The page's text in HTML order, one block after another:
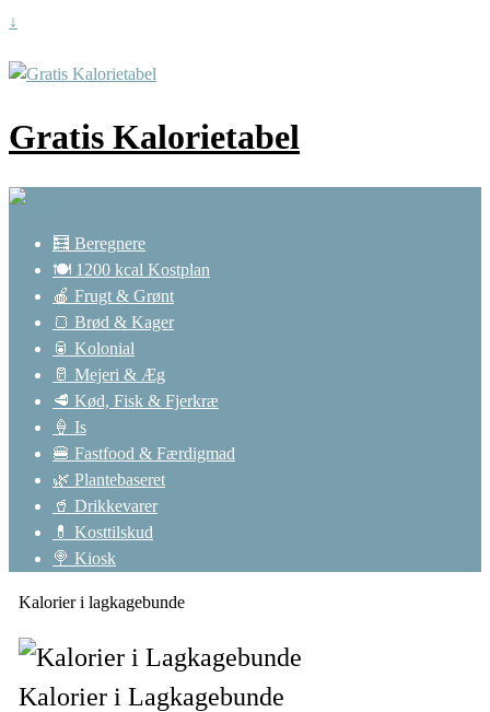
↓
Gratis Kalorietabel
🧮 Beregnere
🍽️ 1200 kcal Kostplan
🍎 Frugt & Grønt
🍞 Brød & Kager
🥫 Kolonial
🥛 Mejeri & Æg
🥩 Kød, Fisk & Fjerkræ
🍦 Is
🍔 Fastfood & Færdigmad
🌿 Plantebaseret
🥤 Drikkevarer
💊 Kosttilskud
🍭 Kiosk
Kalorier i lagkagebunde
Kalorier i Lagkagebunde